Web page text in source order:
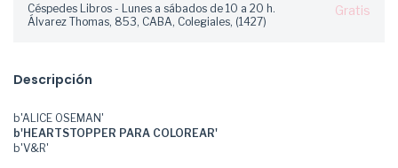
Céspedes Libros - Lunes a sábados de 10 a 20 h.
Álvarez Thomas, 853, CABA, Colegiales, (1427)
Gratis
Descripción
b'ALICE OSEMAN'
b'HEARTSTOPPER PARA COLOREAR'
b'V&R'